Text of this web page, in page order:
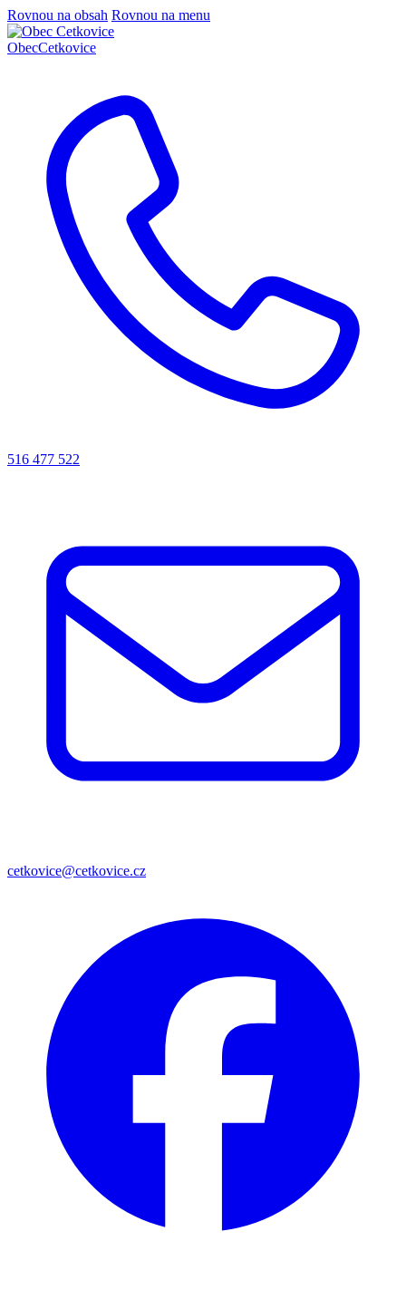
Rovnou na obsah Rovnou na menu
ObecCetkovice
516 477 522
cetkovice@cetkovice.cz